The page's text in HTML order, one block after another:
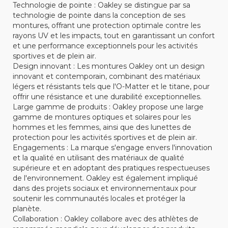
Technologie de pointe : Oakley se distingue par sa
technologie de pointe dans la conception de ses
montures, offrant une protection optimale contre les
rayons UV et les impacts, tout en garantissant un confort
et une performance exceptionnels pour les activités
sportives et de plein air.
Design innovant : Les montures Oakley ont un design
innovant et contemporain, combinant des matériaux
légers et résistants tels que l'O-Matter et le titane, pour
offrir une résistance et une durabilité exceptionnelles.
Large gamme de produits : Oakley propose une large
gamme de montures optiques et solaires pour les
hommes et les femmes, ainsi que des lunettes de
protection pour les activités sportives et de plein air.
Engagements : La marque s'engage envers l'innovation
et la qualité en utilisant des matériaux de qualité
supérieure et en adoptant des pratiques respectueuses
de l'environnement. Oakley est également impliqué
dans des projets sociaux et environnementaux pour
soutenir les communautés locales et protéger la
planète.
Collaboration : Oakley collabore avec des athlètes de